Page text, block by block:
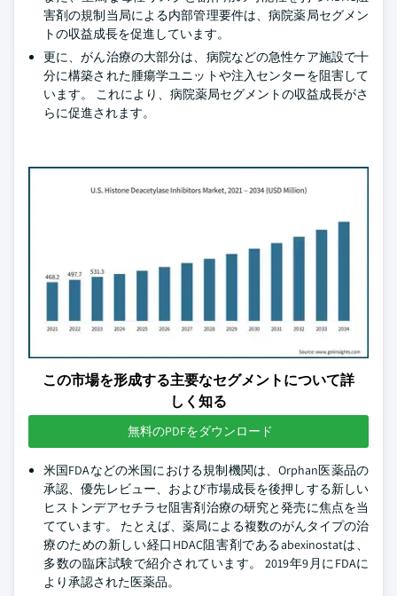
害剤の規制当局による内部管理要件は、病院薬局セグメン
トの収益成長を促進しています。
更に、がん治療の大部分は、病院などの急性ケア施設で十
分に構築された腫瘍学ユニットや注入センターを阻害して
います。 これにより、病院薬局セグメントの収益成長がさ
らに促進されます。
この市場を形成する主要なセグメントについて詳
しく知る
無料のPDFをダウンロード
米国FDAなどの米国における規制機関は、Orphan医薬品の
承認、優先レビュー、および市場成長を後押しする新しい
ヒストンデアセチラセ阻害剤治療の研究と発売に焦点を当
てています。 たとえば、薬局による複数のがんタイプの治
療のための新しい経口HDAC阻害剤であるabexinostatは、
多数の臨床試験で紹介されています。 2019年9月にFDAに
より承認された医薬品。